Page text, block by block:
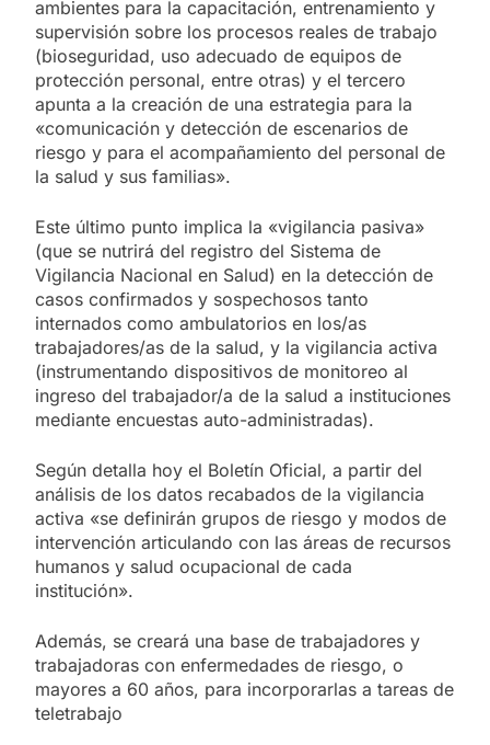
ambientes para la capacitación, entrenamiento y
supervisión sobre los procesos reales de trabajo
(bioseguridad, uso adecuado de equipos de
protección personal, entre otras) y el tercero
apunta a la creación de una estrategia para la
«comunicación y detección de escenarios de
riesgo y para el acompañamiento del personal de
la salud y sus familias».
Este último punto implica la «vigilancia pasiva»
(que se nutrirá del registro del Sistema de
Vigilancia Nacional en Salud) en la detección de
casos confirmados y sospechosos tanto
internados como ambulatorios en los/as
trabajadores/as de la salud, y la vigilancia activa
(instrumentando dispositivos de monitoreo al
ingreso del trabajador/a de la salud a instituciones
mediante encuestas auto-administradas).
Según detalla hoy el Boletín Oficial, a partir del
análisis de los datos recabados de la vigilancia
activa «se definirán grupos de riesgo y modos de
intervención articulando con las áreas de recursos
humanos y salud ocupacional de cada
institución».
Además, se creará una base de trabajadores y
trabajadoras con enfermedades de riesgo, o
mayores a 60 años, para incorporarlas a tareas de
teletrabajo